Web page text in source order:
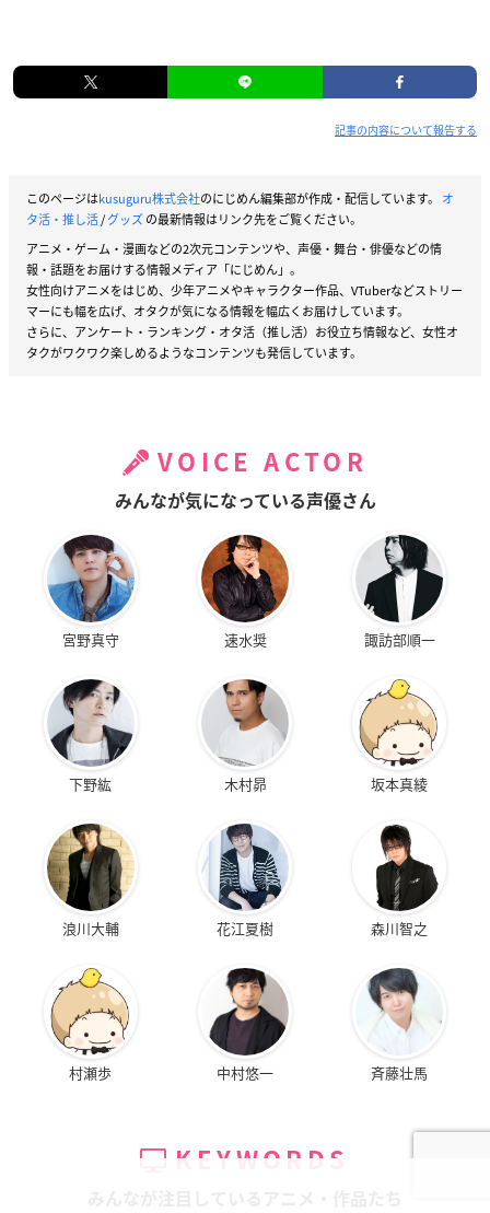
記事の内容について報告する
このページはkusuguru株式会社のにじめん編集部が作成・配信しています。 オ
タ活・推し活/グッズの最新情報はリンク先をご覧ください。
アニメ・ゲーム・漫画などの2次元コンテンツや、声優・舞台・俳優などの情
報・話題をお届けする情報メディア「にじめん」。
女性向けアニメをはじめ、少年アニメやキャラクター作品、VTuberなどストリー
マーにも幅を広げ、オタクが気になる情報を幅広くお届けしています。
さらに、アンケート・ランキング・オタ活（推し活）お役立ち情報など、女性オ
タクがワクワク楽しめるようなコンテンツも発信しています。
VOICE ACTOR
みんなが気になっている声優さん
宮野真守 速水奨 諏訪部順一
下野紘 木村昴 坂本真綾
浪川大輔 花江夏樹 森川智之
村瀬歩 中村悠一 斉藤壮馬
KEYWORDS